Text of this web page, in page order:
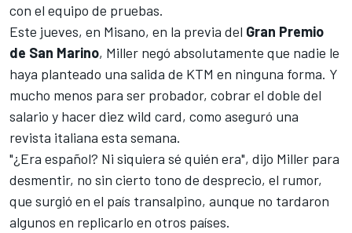
con el equipo de pruebas.
Este jueves, en Misano, en la previa del Gran Premio
de San Marino, Miller negó absolutamente que nadie le
haya planteado una salida de KTM en ninguna forma. Y
mucho menos para ser probador, cobrar el doble del
salario y hacer diez wild card, como aseguró una
revista italiana esta semana.
"¿Era español? Ni siquiera sé quién era", dijo Miller para
desmentir, no sin cierto tono de desprecio, el rumor,
que surgió en el país transalpino, aunque no tardaron
algunos en replicarlo en otros países.